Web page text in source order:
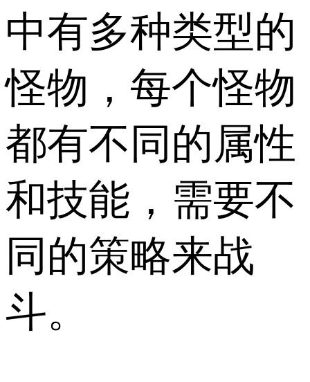
中有多种类型的
怪物，每个怪物
都有不同的属性
和技能，需要不
同的策略来战
斗。